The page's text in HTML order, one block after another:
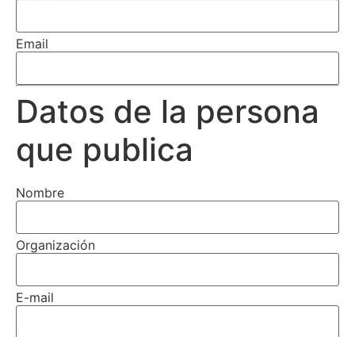
Email
Datos de la persona
que publica
Nombre
Organización
E-mail